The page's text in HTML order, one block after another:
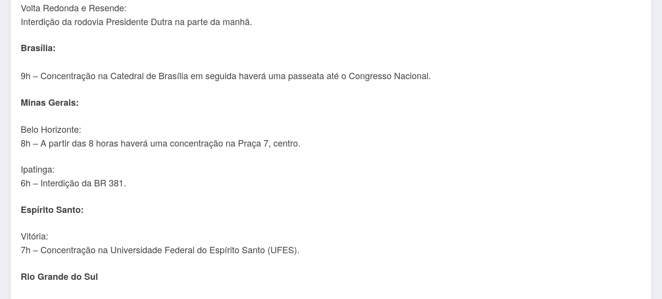
Volta Redonda e Resende:
Interdição da rodovia Presidente Dutra na parte da manhã.
Brasília:
9h – Concentração na Catedral de Brasília em seguida haverá uma passeata até o Congresso Nacional.
Minas Gerais:
Belo Horizonte:
8h – A partir das 8 horas haverá uma concentração na Praça 7, centro.
Ipatinga:
6h – Interdição da BR 381.
Espírito Santo:
Vitória:
7h – Concentração na Universidade Federal do Espírito Santo (UFES).
Rio Grande do Sul